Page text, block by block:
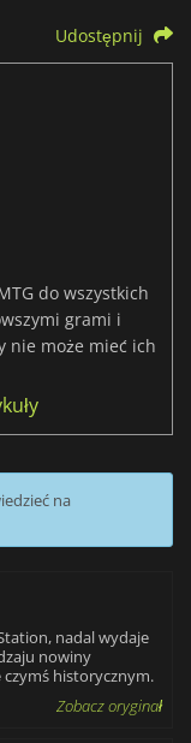
Udostępnij
do wszystkich
grami i
nie może mieć ich
na
nadal wydaje
nowiny
czymś historycznym.
Zobacz oryginał